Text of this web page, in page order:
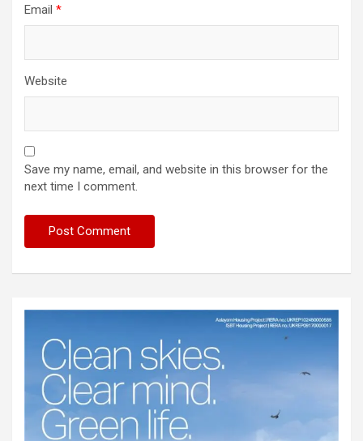
Email *
Website
Save my name, email, and website in this browser for the
next time I comment.